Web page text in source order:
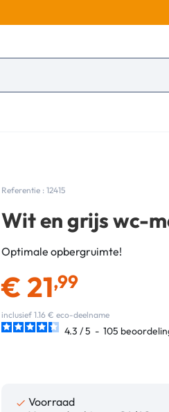
Referentie : 12415
Wit en grijs wc-
Optimale opbergruimte!
€ 21,99
inclusief 1.16 € eco-deelname
4.3 /5 - 105
 Voorraad